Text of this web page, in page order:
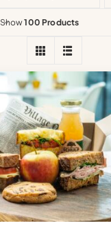
Show100 Products